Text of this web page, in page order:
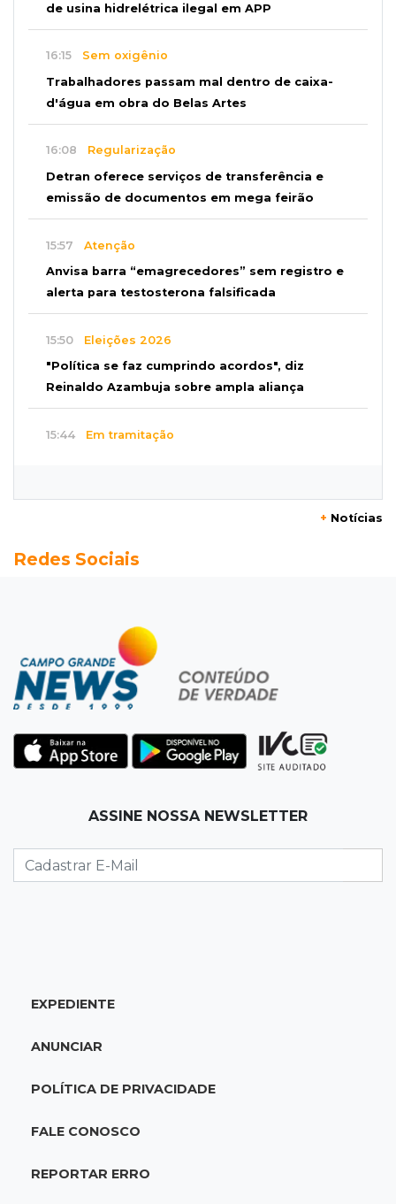
de usina hidrelétrica ilegal em APP
16:15 Sem oxigênio
Trabalhadores passam mal dentro de caixa-
d'água em obra do Belas Artes
16:08 Regularização
Detran oferece serviços de transferência e
emissão de documentos em mega feirão
15:57 Atenção
Anvisa barra “emagrecedores” sem registro e
alerta para testosterona falsificada
15:50 Eleições 2026
"Política se faz cumprindo acordos", diz
Reinaldo Azambuja sobre ampla aliança
15:44 Em tramitação
Caminhão envolvido em acidente com 4
Pagará indenização
Homem que atacou ex com motosserra na
frente da filha é condenado
Rodamos 1.000 km com o Basalt; veja onde
ele mais surpreendeu
Luto na arquitetura
arquiteto dos projetos fora do comum
14:47"Acrodermo"
pesquisa da UFMS premiada no Paìs
Justiça suspende punições do MEC a cursos de
+ Notícias
Redes Sociais
ASSINE NOSSA NEWSLETTER
EXPEDIENTE
ANUNCIAR
POLÍTICA DE PRIVACIDADE
FALE CONOSCO
REPORTAR ERRO